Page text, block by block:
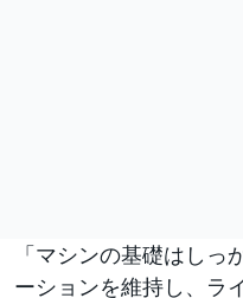
「マシンの基礎はし
ーションを維持し、ラ